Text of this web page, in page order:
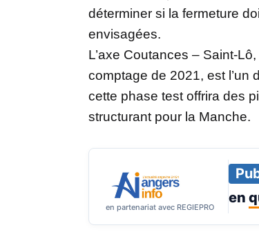
déterminer si la fermeture
envisagées.
L’axe Coutances – Saint-
comptage de 2021, est l’un
cette phase test offrira des
structurant pour la Manche.
en partenariat avec REGIEPRO
en